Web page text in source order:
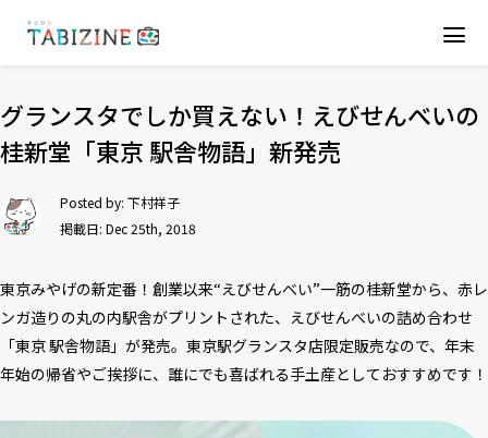
グランスタでしか買えない！えびせんべいの
桂新堂「東京 駅舎物語」新発売
Posted by: 下村祥子
掲載日: Dec 25th, 2018
東京みやげの新定番！創業以来“えびせんべい”一筋の桂新堂から、赤レ
ンガ造りの丸の内駅舎がプリントされた、えびせんべいの詰め合わせ
「東京 駅舎物語」が発売。東京駅グランスタ店限定販売なので、年末
年始の帰省やご挨拶に、誰にでも喜ばれる手土産としておすすめです！